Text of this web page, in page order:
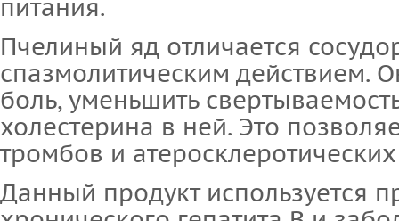
питания.
Пчелиный яд отличается
спазмолитическим действием.
боль, уменьшить
холестерина в ней. Это
тромбов и
Данный продукт используется